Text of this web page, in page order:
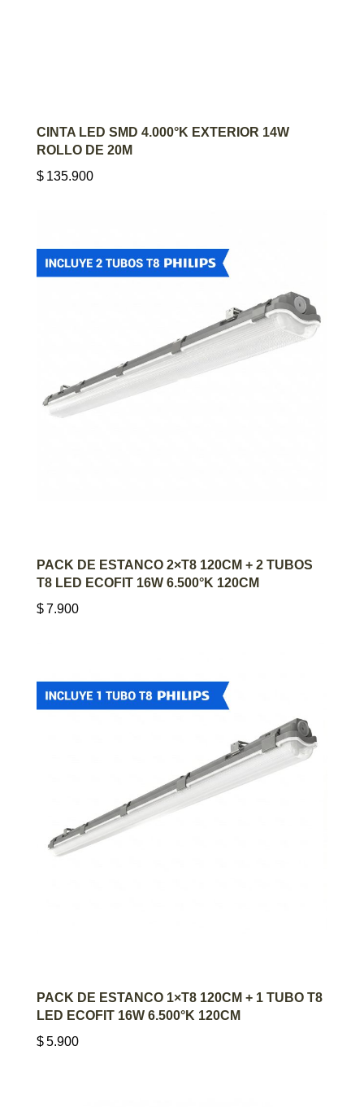
AGREGAR AL CARRITO
CINTA LED SMD 4.000°K EXTERIOR 14W
ROLLO DE 20M
$ 135.900
AGREGAR AL CARRITO
PACK DE ESTANCO 2×T8 120CM + 2 TUBOS
T8 LED ECOFIT 16W 6.500°K 120CM
$7.900
AGREGAR AL CARRITO
PACK DE ESTANCO 1×T8 120CM + 1 TUBO T8
LED ECOFIT 16W 6.500°K 120CM
$5.900